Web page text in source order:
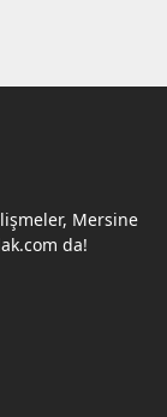
Mersine
da!